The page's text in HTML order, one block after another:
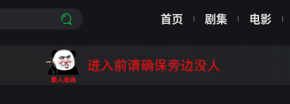
首页 剧集 电影